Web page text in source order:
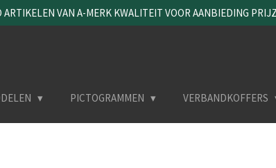
ARTIKELEN VAN A-MERK KWALITEIT VOOR AANBIEDING
PICTOGRAMMEN VERBANDKOFFERS